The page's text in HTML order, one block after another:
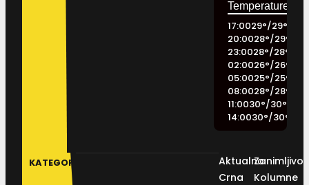
17:0029°/29°
20:0028°/29°
23:0028°/28°
02:0026°/26°
05:0025°/25°
08:0028°/28°
11:0030°/30°
14:0030°/30°
KATEGORIJE
Aktualno
Crna
Kolumne